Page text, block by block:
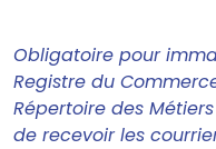
Obligatoire pour
Registre du
Répertoire des
de recevoir les